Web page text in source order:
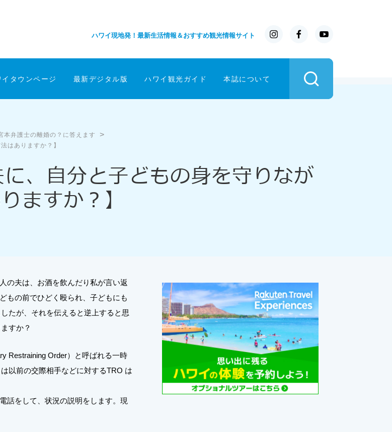
ハワイ現地発！最新生活情報＆おすすめ観光情報サイト
イタウンページ 最新デジタル版 ハワイ観光ガイド 本誌について
本弁護士の離婚の？に答えます >
はありますか？】
、自分と子どもの身を守りなが
ますか？】
の夫は、お酒を飲んだり私が言い返
もの前でひどく殴られ、子どもにも
たが、それを伝えると逆上すると思
すか？
Restraining Order）と呼ばれる一時
以前の交際相手などに対するTRO は
話をして、状況の説明をします。現